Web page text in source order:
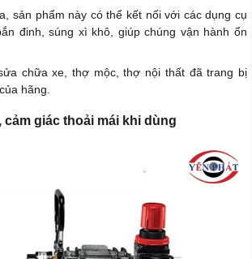
sản phẩm này có thể kết nối với các dụng cụ
đinh, súng xì khô, giúp chúng vận hành ổn
chữa xe, thợ mộc, thợ nội thất đã trang bị
hãng.
cảm giác thoải mái khi dùng